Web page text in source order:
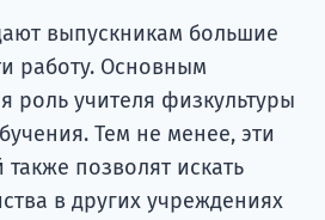
выпускникам большие
работу. Основным
роль учителя физкультуры
Тем не менее, эти
позволят искать
в других учреждениях